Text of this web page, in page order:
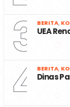
3 BERITA,
UEA
4 BERITA,
Dinas